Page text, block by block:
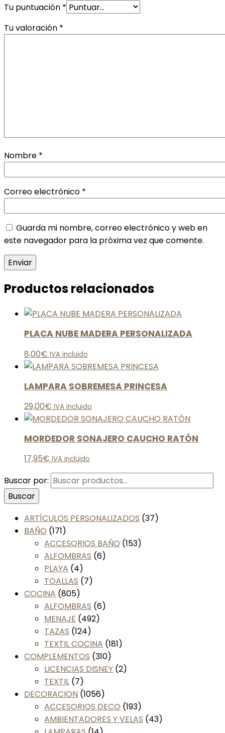
Tu puntuación *
Tu valoración *
Nombre *
Correo electrónico *
Guarda mi nombre, correo electrónico y web en
este navegador para la próxima vez que comente.
Productos relacionados
PLACA NUBE MADERA PERSONALIZADA
8,00€ IVA incluido
LAMPARA SOBREMESA PRINCESA
29,00€ IVA incluido
MORDEDOR SONAJERO CAUCHO RATÓN
17,95€ IVA incluido
Buscar por:
Buscar
ARTÍCULOS PERSONALIZADOS (37)
BAÑO (171)
ACCESORIOS BAÑO (153)
ALFOMBRAS (6)
PLAYA (4)
TOALLAS (7)
COCINA (805)
ALFOMBRAS (6)
MENAJE (492)
TAZAS (124)
TEXTIL COCINA (181)
COMPLEMENTOS (310)
LICENCIAS DISNEY (2)
TEXTIL (7)
DECORACION (1056)
ACCESORIOS DECO (193)
AMBIENTADORES Y VELAS (43)